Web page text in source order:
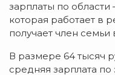
зарплаты по области
которая работает в
получает член
В размере 64 тысяч
средняя зарплата